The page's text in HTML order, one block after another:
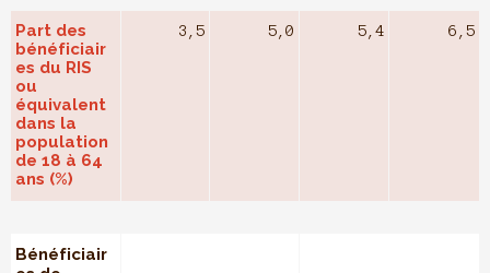
Part des
bénéficiair
es du RIS
ou
équivalent
dans la
population
de 18 à 64
ans (%)
3,5 5,0 5,4 6,5
Bénéficiair